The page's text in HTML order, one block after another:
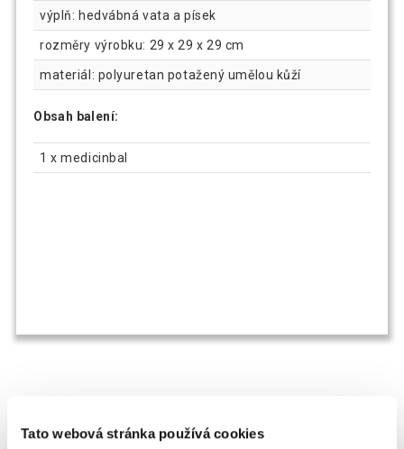
Tato webová stránka používá cookies
výplň: hedvábná vata a písek
rozměry výrobku: 29 x 29 x 29 cm
materiál: polyuretan potažený umělou kůží
Obsah balení:
1 x medicinbal